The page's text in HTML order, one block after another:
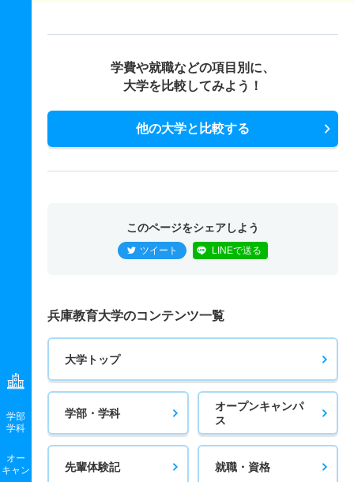
学部
学科
オー
キャン
学費や就職などの項目別に、
大学を比較してみよう！
他の大学と比較する
このページをシェアしよう
ツイート LINEで送る
兵庫教育大学のコンテンツ一覧
大学トップ
学部・学科
オープンキャンパ
ス
先輩体験記 就職・資格